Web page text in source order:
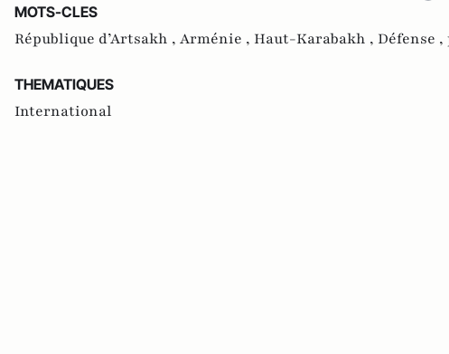
MOTS-CLES
République d’Artsakh , Arménie , Haut-Karabakh , Défense ,
THEMATIQUES
International